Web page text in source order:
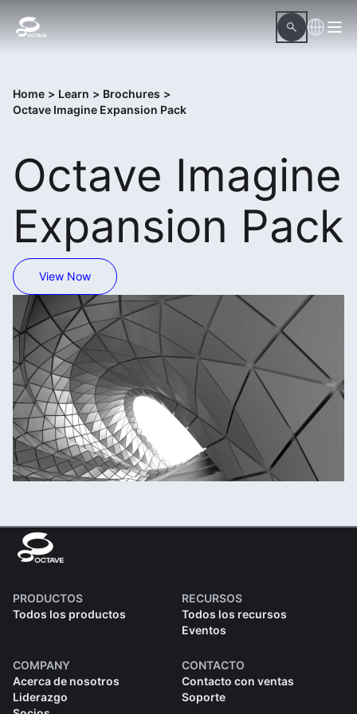
Home > Learn > Brochures >
Octave Imagine Expansion Pack
Octave Imagine
Expansion Pack
View Now
PRODUCTOS
Todos los productos
RECURSOS
Todos los recursos
Eventos
COMPANY
Acerca de nosotros
Liderazgo
CONTACTO
Contacto con ventas
Soporte